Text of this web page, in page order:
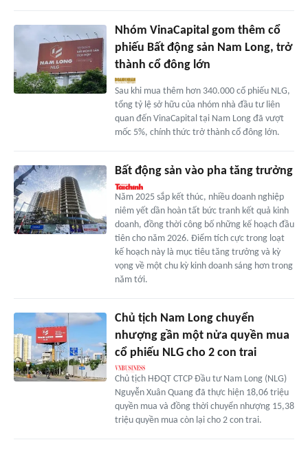
Nhóm VinaCapital gom thêm cổ
phiếu Bất động sản Nam Long, trở
thành cổ đông lớn
Sau khi mua thêm hơn 340.000 cổ phiếu NLG,
tổng tỷ lệ sở hữu của nhóm nhà đầu tư liên
quan đến VinaCapital tại Nam Long đã vượt
mốc 5%, chính thức trở thành cổ đông lớn.
Bất động sản vào pha tăng trưởng
Năm 2025 sắp kết thúc, nhiều doanh nghiệp
niêm yết dần hoàn tất bức tranh kết quả kinh
doanh, đồng thời công bố những kế hoạch đầu
tiên cho năm 2026. Điểm tích cực trong loạt
kế hoạch này là mục tiêu tăng trưởng và kỳ
vọng về một chu kỳ kinh doanh sáng hơn trong
năm tới.
Chủ tịch Nam Long chuyển
nhượng gần một nửa quyền mua
cổ phiếu NLG cho 2 con trai
Chủ tịch HĐQT CTCP Đầu tư Nam Long (NLG)
Nguyễn Xuân Quang đã thực hiện 18,06 triệu
quyền mua và đồng thời chuyển nhượng 15,38
triệu quyền mua còn lại cho 2 con trai.